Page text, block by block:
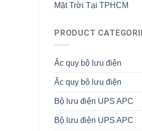
Mặt Trời Tại TPHCM
PRODUCT
Ắc quy bộ lưu điện
Ắc quy bộ lưu điện
Bộ lưu điện UPS APC
Bộ lưu điện UPS APC